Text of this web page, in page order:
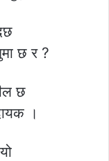
छ र ?
छ
।